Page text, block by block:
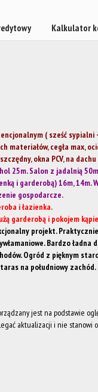
Kalkulator
( sześć sypialni
materiałów, cegła max,
okna PCV, na
25m. Salon z jadalnią
i garderobą) 16m, 14m.
gospodarcze.
i łazienka.
garderobą i pokojem
projekt.
Bardzo ładna
Ogród z pięknym
na południowy zachód.
jest na podstawie
aktualizacji i nie stanowi